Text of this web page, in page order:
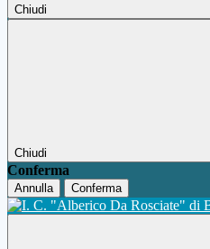
Chiudi
Chiudi
Conferma
Annulla Conferma